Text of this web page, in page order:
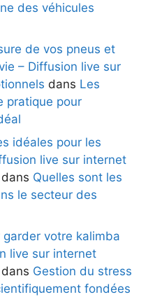
des véhicules
de vos pneus et
– Diffusion live sur
dans Les
pratique pour
idéales pour les
live sur internet
dans Quelles sont les
le secteur des
garder votre kalimba
live sur internet
dans Gestion du stress
fondées